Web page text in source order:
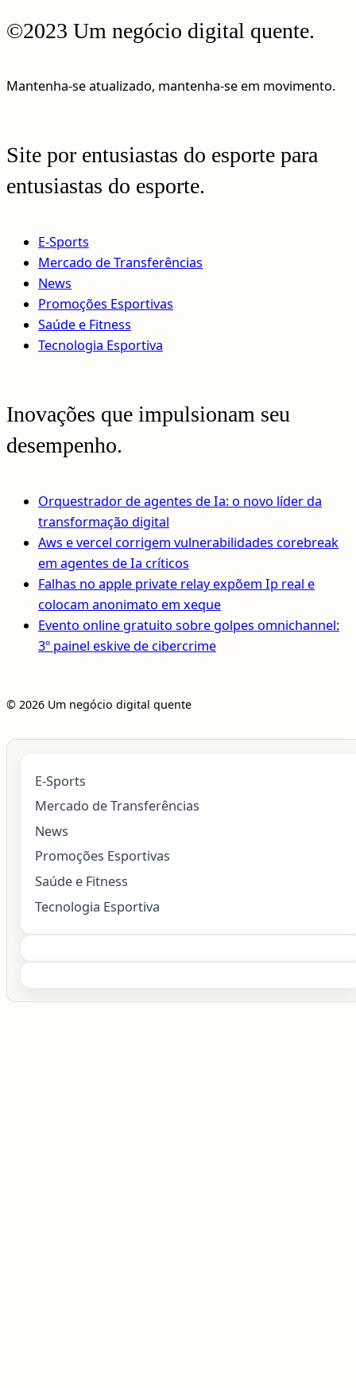
©2023 Um negócio digital quente.
Mantenha-se atualizado, mantenha-se em movimento.
Site por entusiastas do esporte para
entusiastas do esporte.
E-Sports
Mercado de Transferências
News
Promoções Esportivas
Saúde e Fitness
Tecnologia Esportiva
Inovações que impulsionam seu
desempenho.
Orquestrador de agentes de Ia: o novo líder da
transformação digital
Aws e vercel corrigem vulnerabilidades corebreak
em agentes de Ia críticos
Falhas no apple private relay expõem Ip real e
colocam anonimato em xeque
Evento online gratuito sobre golpes omnichannel:
3º painel eskive de cibercrime
© 2026 Um negócio digital quente
E-Sports
Mercado de Transferências
News
Promoções Esportivas
Saúde e Fitness
Tecnologia Esportiva